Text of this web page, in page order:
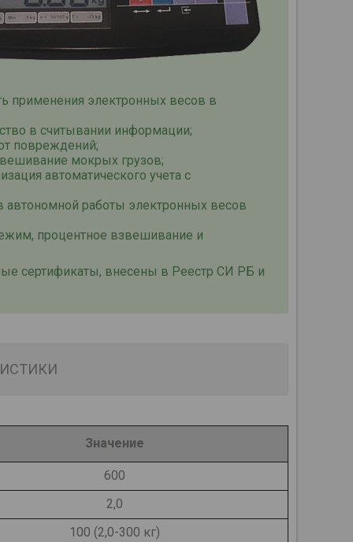
применения электронных весов в
в считывании информации;
повреждений;
мокрых грузов;
автоматического учета с
работы электронных весов
процентное взвешивание и
сертификаты, внесены в Реестр СИ РБ и
Значение
600
2,0
100 (2,0-300 кг)